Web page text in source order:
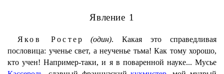
Явление 1
Яков Ростер (один). Какая это справедливая
пословица: ученье свет, а неученье тьма! Как тому хорошо,
кто учен! Например-таки, и я в поваренной науке... Мусье